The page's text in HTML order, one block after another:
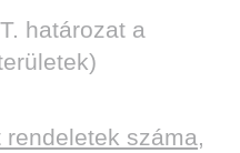
határozat a
száma,